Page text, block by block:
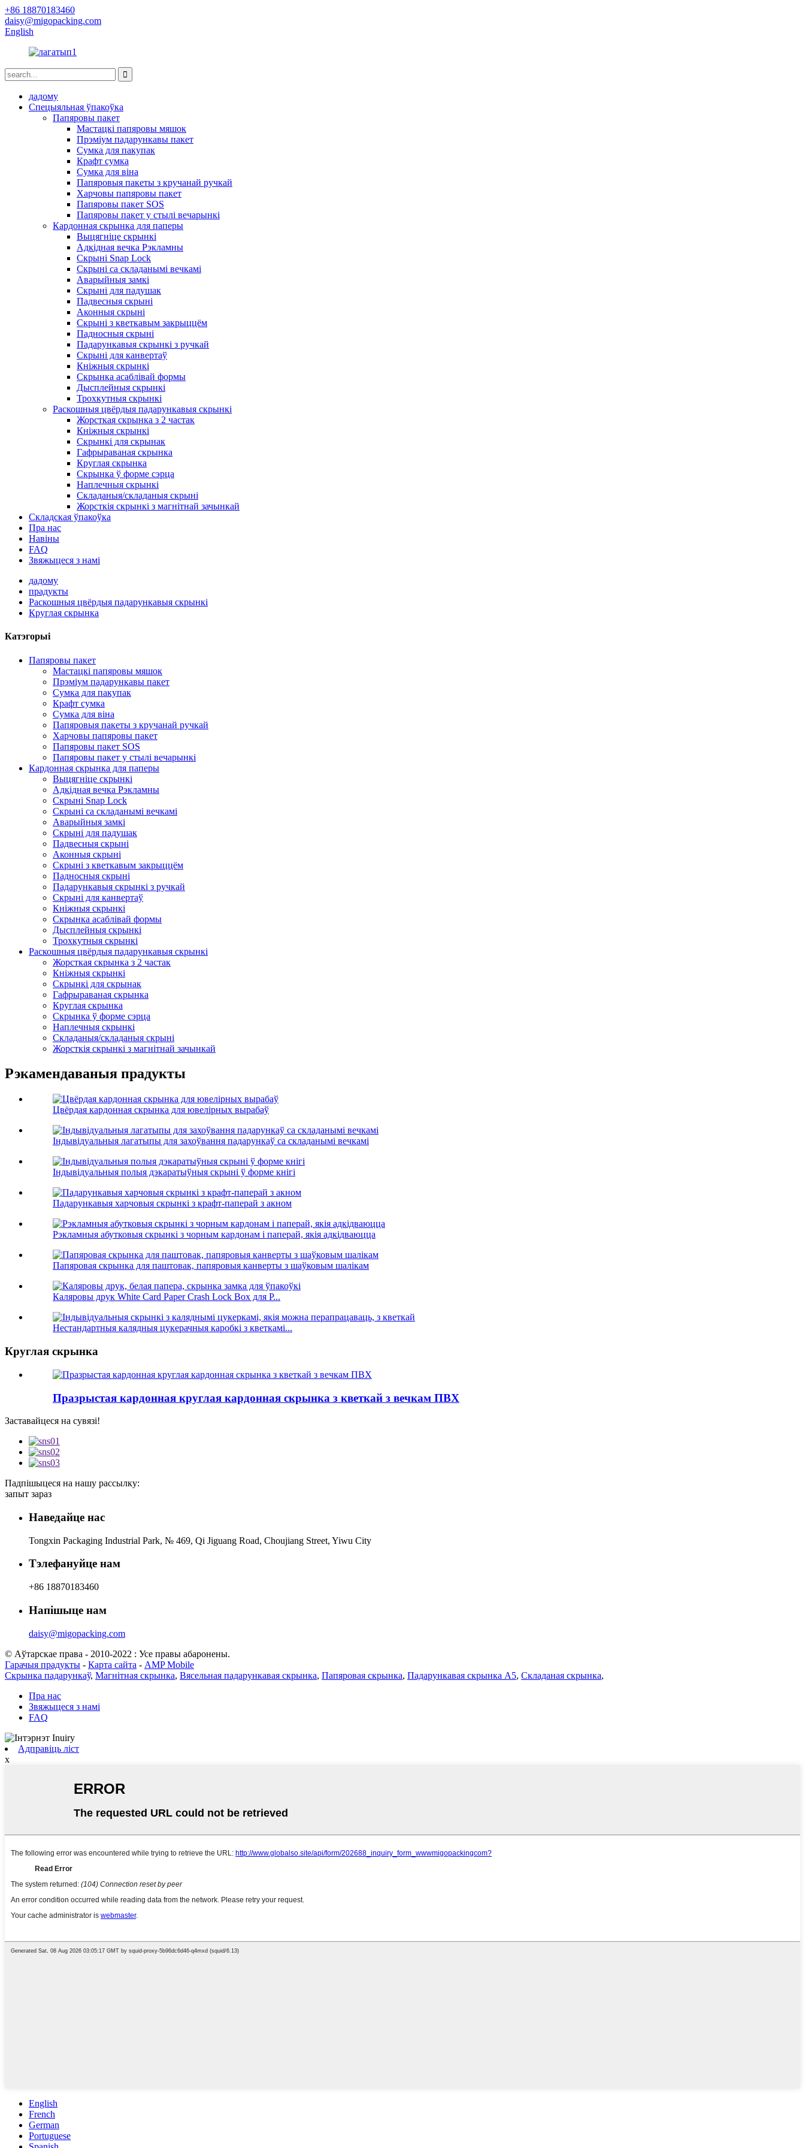
+86 18870183460
daisy@migopacking.com
English
дадому
Спецыяльная ўпакоўка
Папяровы пакет
Мастацкі папяровы мяшок
Прэміум падарункавы пакет
Сумка для пакупак
Крафт сумка
Сумка для віна
Папяровыя пакеты з кручанай ручкай
Харчовы папяровы пакет
Папяровы пакет SOS
Папяровы пакет у стылі вечарынкі
Кардонная скрынка для паперы
Выцягніце скрынкі
Адкідная вечка Рэкламны
Скрыні Snap Lock
Скрыні са складанымі вечкамі
Аварыйныя замкі
Скрыні для падушак
Падвесныя скрыні
Аконныя скрыні
Скрыні з кветкавым закрыццём
Падносныя скрыні
Падарункавыя скрынкі з ручкай
Скрыні для канвертаў
Кніжныя скрынкі
Скрынка асаблівай формы
Дысплейныя скрынкі
Трохкутныя скрынкі
Раскошныя цвёрдыя падарункавыя скрынкі
Жорсткая скрынка з 2 частак
Кніжныя скрынкі
Скрынкі для скрынак
Гафрыраваная скрынка
Круглая скрынка
Скрынка ў форме сэрца
Наплечныя скрынкі
Складаныя/складаныя скрыні
Жорсткія скрынкі з магнітнай зачынкай
Складская ўпакоўка
Пра нас
Навіны
FAQ
Звяжыцеся з намі
дадому
прадукты
Раскошныя цвёрдыя падарункавыя скрынкі
Круглая скрынка
Катэгорыі
Папяровы пакет
Мастацкі папяровы мяшок
Прэміум падарункавы пакет
Сумка для пакупак
Крафт сумка
Сумка для віна
Папяровыя пакеты з кручанай ручкай
Харчовы папяровы пакет
Папяровы пакет SOS
Папяровы пакет у стылі вечарынкі
Кардонная скрынка для паперы
Выцягніце скрынкі
Адкідная вечка Рэкламны
Скрыні Snap Lock
Скрыні са складанымі вечкамі
Аварыйныя замкі
Скрыні для падушак
Падвесныя скрыні
Аконныя скрыні
Скрыні з кветкавым закрыццём
Падносныя скрыні
Падарункавыя скрынкі з ручкай
Скрыні для канвертаў
Кніжныя скрынкі
Скрынка асаблівай формы
Дысплейныя скрынкі
Трохкутныя скрынкі
Раскошныя цвёрдыя падарункавыя скрынкі
Жорсткая скрынка з 2 частак
Кніжныя скрынкі
Скрынкі для скрынак
Гафрыраваная скрынка
Круглая скрынка
Скрынка ў форме сэрца
Наплечныя скрынкі
Складаныя/складаныя скрыні
Жорсткія скрынкі з магнітнай зачынкай
Рэкамендаваныя прадукты
Цвёрдая кардонная скрынка для ювелірных вырабаў
Індывідуальныя лагатыпы для захоўвання падарункаў са складанымі вечкамі
Індывідуальныя полыя дэкаратыўныя скрыні ў форме кнігі
Падарункавыя харчовыя скрынкі з крафт-паперай з акном
Рэкламныя абутковыя скрынкі з чорным кардонам і паперай, якія адкідваюцца
Папяровая скрынка для паштовак, папяровыя канверты з шаўковым шалікам
Каляровы друк White Card Paper Crash Lock Box для P...
Нестандартныя калядныя цукерачныя каробкі з кветкамі...
Круглая скрынка
Празрыстая кардонная круглая кардонная скрынка з кветкай з вечкам ПВХ
Заставайцеся на сувязі!
Падпішыцеся на нашу рассылку:
запыт зараз
Наведайце нас
Tongxin Packaging Industrial Park, № 469, Qi Jiguang Road, Choujiang Street, Yiwu City
Тэлефануйце нам
+86 18870183460
Напішыце нам
daisy@migopacking.com
© Аўтарскае права - 2010-2022 : Усе правы абаронены.
Гарачыя прадукты - Карта сайта - AMP Mobile
Скрынка падарункаў, Магнітная скрынка, Вясельная падарункавая скрынка, Папяровая скрынка, Падарункавая скрынка А5, Складаная скрынка,
Пра нас
Звяжыцеся з намі
FAQ
Адправіць ліст
x
English
French
German
Portuguese